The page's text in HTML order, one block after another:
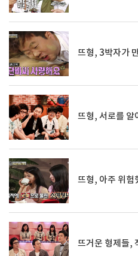
뜨형, 3박자가
뜨형, 서로를 알
뜨형, 아주 위험
뜨거운 형제들,